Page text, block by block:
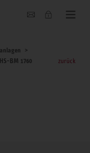
HS-BM 1760
zurück